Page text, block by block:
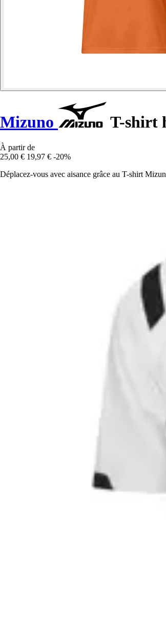
Mizuno T-shirt
À partir de
25,00 € 19,97 € -20%
Déplacez-vous avec aisance grâce au T-shirt